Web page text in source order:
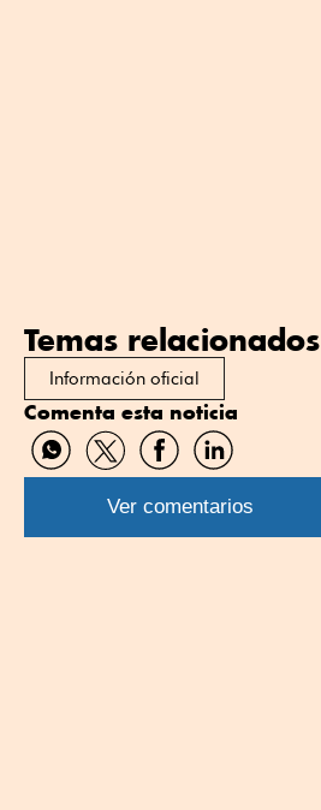
Temas relacionados
Información oficial
Comenta esta noticia
Compartir
por
WhatsApp
Compartir
por
Twitter
Compartir
por
Facebook
Compartir
por
Linkedin
Ver comentarios